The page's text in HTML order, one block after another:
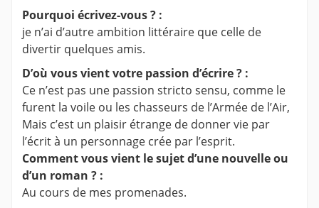
Pourquoi écrivez-vous ? :
je n’ai d’autre ambition littéraire que celle de
divertir quelques amis.
D’où vous vient votre passion d’écrire ? :
Ce n’est pas une passion stricto sensu, comme le
furent la voile ou les chasseurs de l’Armée de l’Air,
Mais c’est un plaisir étrange de donner vie par
l’écrit à un personnage crée par l’esprit.
Comment vous vient le sujet d’une nouvelle ou
d’un roman ? :
Au cours de mes promenades.